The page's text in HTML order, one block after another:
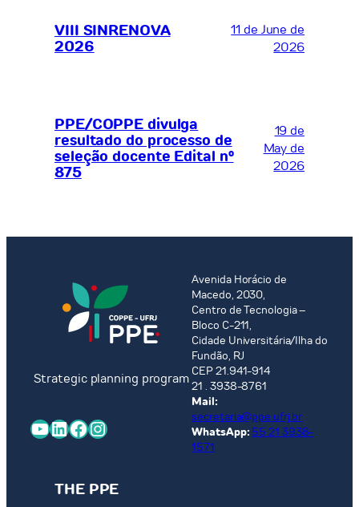
VIII SINRENOVA
2026
11 de June de
2026
PPE/COPPE divulga
resultado do processo de
seleção docente Edital nº
875
19 de
May de
2026
Strategic planning program
YouTube LinkedIn Facebook Instagram
Avenida Horácio de
Macedo, 2030,
Centro de Tecnologia –
Bloco C-211,
Cidade Universitária/Ilha do
Fundão, RJ
CEP 21.941-914
21 . 3938-8761
Mail:
secretaria@ppe.ufrj.br
WhatsApp: 55 21 3938-
1571
THE PPE